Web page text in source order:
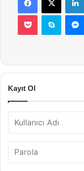
Pocket Skype
Kayıt Ol